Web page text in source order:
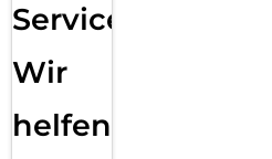
Service:
Wir
helfen